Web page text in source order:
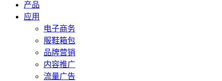
产品
应用
电子商务
服鞋箱包
品牌营销
内容推广
流量广告